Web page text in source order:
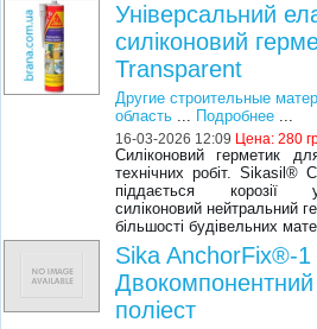
Універсальний
силіконовий
Transparent
Другие строительные
область ... Подробнее ...
16-03-2026 12:09 Цена:280
Силіконовий герметик
технічних робіт. Sikasil®
піддається корозії
силіконовий нейтральний
більшості будівельних
Sika AnchorFix®-1
поліест